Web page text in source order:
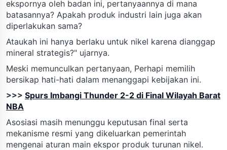
ekspornya oleh badan ini, pertanyaannya di mana
batasannya? Apakah produk industri lain juga akan
diperlakukan sama?
Ataukah ini hanya berlaku untuk nikel karena dianggap
mineral strategis?" ujarnya.
Meski memunculkan pertanyaan, Perhapi memilih
bersikap hati-hati dalam menanggapi kebijakan ini.
>>> Spurs Imbangi Thunder 2-2 di Final Wilayah Barat
NBA
Asosiasi masih menunggu keputusan final serta
mekanisme resmi yang dikeluarkan pemerintah
mengenai aturan main ekspor produk turunan nikel.